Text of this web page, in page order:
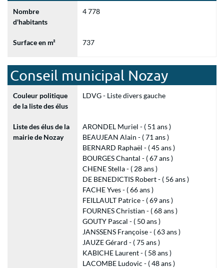
Nombre
d'habitants
4 778
Surface en m² 737
Conseil municipal Nozay
Couleur politique
de la liste des élus
LDVG - Liste divers gauche
Liste des élus de la
mairie de Nozay
ARONDEL Muriel - ( 51 ans )
BEAUJEAN Alain - ( 71 ans )
BERNARD Raphaël - ( 45 ans )
BOURGES Chantal - ( 67 ans )
CHENE Stella - ( 28 ans )
DE BENEDICTIS Robert - ( 56 ans )
FACHE Yves - ( 66 ans )
FEILLAULT Patrice - ( 69 ans )
FOURNES Christian - ( 68 ans )
GOUTY Pascal - ( 50 ans )
JANSSENS Françoise - ( 63 ans )
JAUZE Gérard - ( 75 ans )
KABICHE Laurent - ( 58 ans )
LACOMBE Ludovic - ( 48 ans )